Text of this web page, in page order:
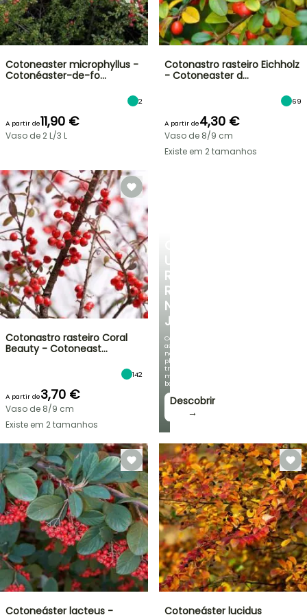
UM
RECANTO
REFRESCANTE
NO
JARDIM
Com
as
nossas
plantas
trepadeiras
mais
bonitas!
Descobrir
→
Cotoneaster microphyllus -
Cotonéaster-de-fo…
2
A partir de11,90 €
Vaso de 2 L/3 L
Cotonastro rasteiro Eichholz
- Cotoneaster d…
69
A partir de4,30 €
Vaso de 8/9 cm
Existe em 2 tamanhos
Cotonastro rasteiro Coral
Beauty - Cotoneast…
142
A partir de3,70 €
Vaso de 8/9 cm
Existe em 2 tamanhos
Cotoneáster lacteus - Cotoneáster lucidus